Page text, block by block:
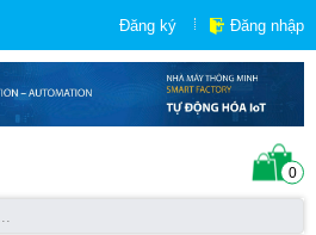
Đăng ký Đăng nhập
0